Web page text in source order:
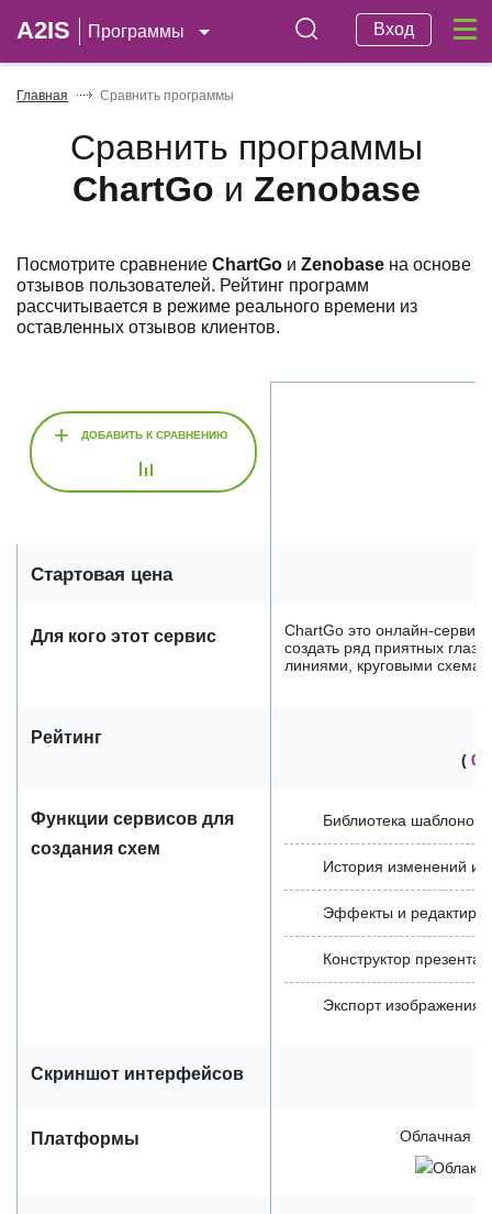
A2IS Программы Вход
Главная Сравнить программы
Сравнить программы
ChartGo и Zenobase
Посмотрите сравнение ChartGo и Zenobase на основе
отзывов пользователей. Рейтинг программ
рассчитывается в режиме реального времени из
оставленных отзывов клиентов.
+ ДОБАВИТЬ К СРАВНЕНИЮ
Стартовая цена
Для кого этот сервис
ChartGo это онлайн-
создать ряд приятных
линиями, круговыми
Рейтинг
( 0
Функции сервисов для
создания схем
Библиотека шаблонов
История изменений и
Эффекты и
Конструктор
Экспорт изображения
Скриншот интерфейсов
Платформы Облачная /